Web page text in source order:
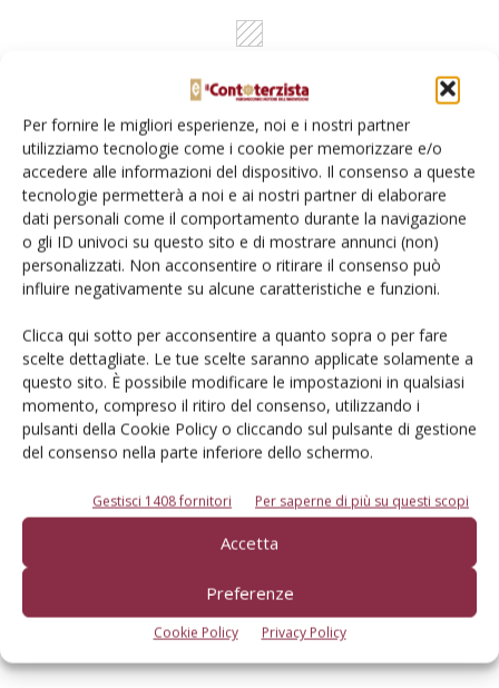
Per fornire le migliori esperienze, noi e i nostri partner
utilizziamo tecnologie come i cookie per memorizzare e/o
accedere alle informazioni del dispositivo. Il consenso a queste
tecnologie permetterà a noi e ai nostri partner di elaborare
dati personali come il comportamento durante la navigazione
o gli ID univoci su questo sito e di mostrare annunci (non)
personalizzati. Non acconsentire o ritirare il consenso può
influire negativamente su alcune caratteristiche e funzioni.
Clicca qui sotto per acconsentire a quanto sopra o per fare
scelte dettagliate. Le tue scelte saranno applicate solamente a
questo sito. È possibile modificare le impostazioni in qualsiasi
momento, compreso il ritiro del consenso, utilizzando i
pulsanti della Cookie Policy o cliccando sul pulsante di gestione
del consenso nella parte inferiore dello schermo.
Gestisci 1408 fornitori Per saperne di più su questi scopi
Accetta
Preferenze
Cookie Policy Privacy Policy
Rimani aggiornato sul mondo
dell’agricoltura
Iscriviti alle nostre newsletter